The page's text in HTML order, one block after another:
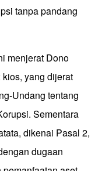
tanpa pandang
menjerat Dono
yang dijerat
Undang tentang
Sementara
dikenai Pasal 2,
dugaan